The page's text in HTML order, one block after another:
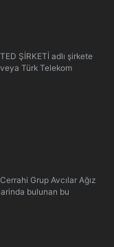
ŞİRKETİ adlı şirkete
Türk Telekom
Grup Avcılar Ağız
bulunan bu